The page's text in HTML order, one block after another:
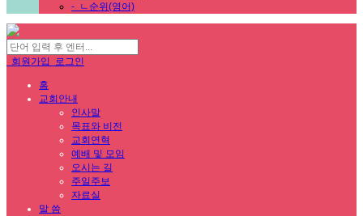
- ㄴ순위(영어)
회원가입 로그인
홈
교회안내
인사말
목표와 비전
교회연혁
예배 및 모임
오시는 길
주일주보
자료실
말 씀